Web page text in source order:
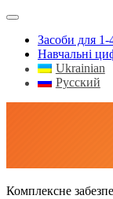
Засоби для
Навчальні
Ukrainian
Русский
Dixi Education –
Комплексне